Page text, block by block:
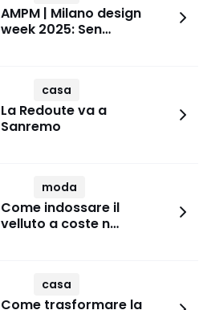
AMPM | Milano design
week 2025: Sen…
casa
La Redoute va a
Sanremo
moda
Come indossare il
velluto a coste n…
casa
Come trasformare la